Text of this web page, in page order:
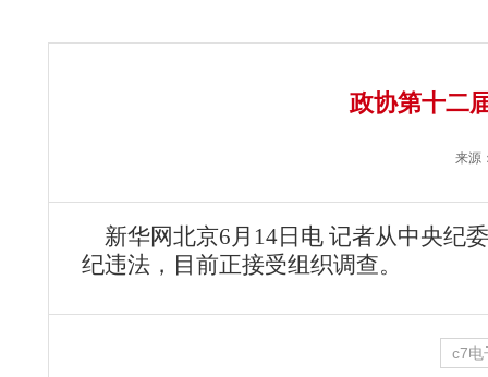
政协第十二
来源
新华网北京6月14日电 记者从中央纪
纪违法，目前正接受组织调查。
c7电